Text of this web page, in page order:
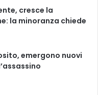
cresce la
la minoranza chiede
emergono nuovi